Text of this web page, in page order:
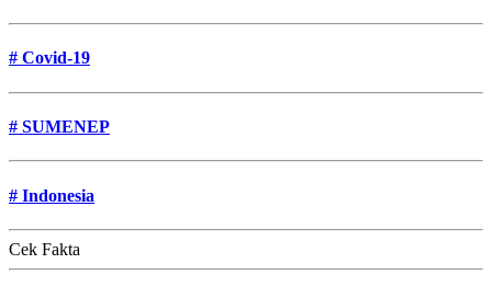
# Covid-19
# SUMENEP
# Indonesia
Cek Fakta